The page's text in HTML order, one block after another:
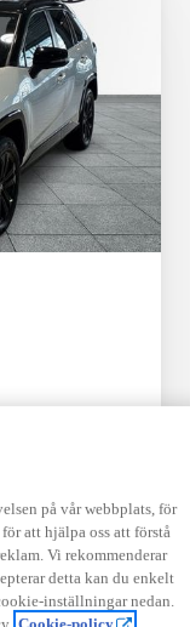
på vår webbplats, för
att hjälpa oss att förstå
Vi rekommenderar
detta kan du enkelt
inställningar nedan.